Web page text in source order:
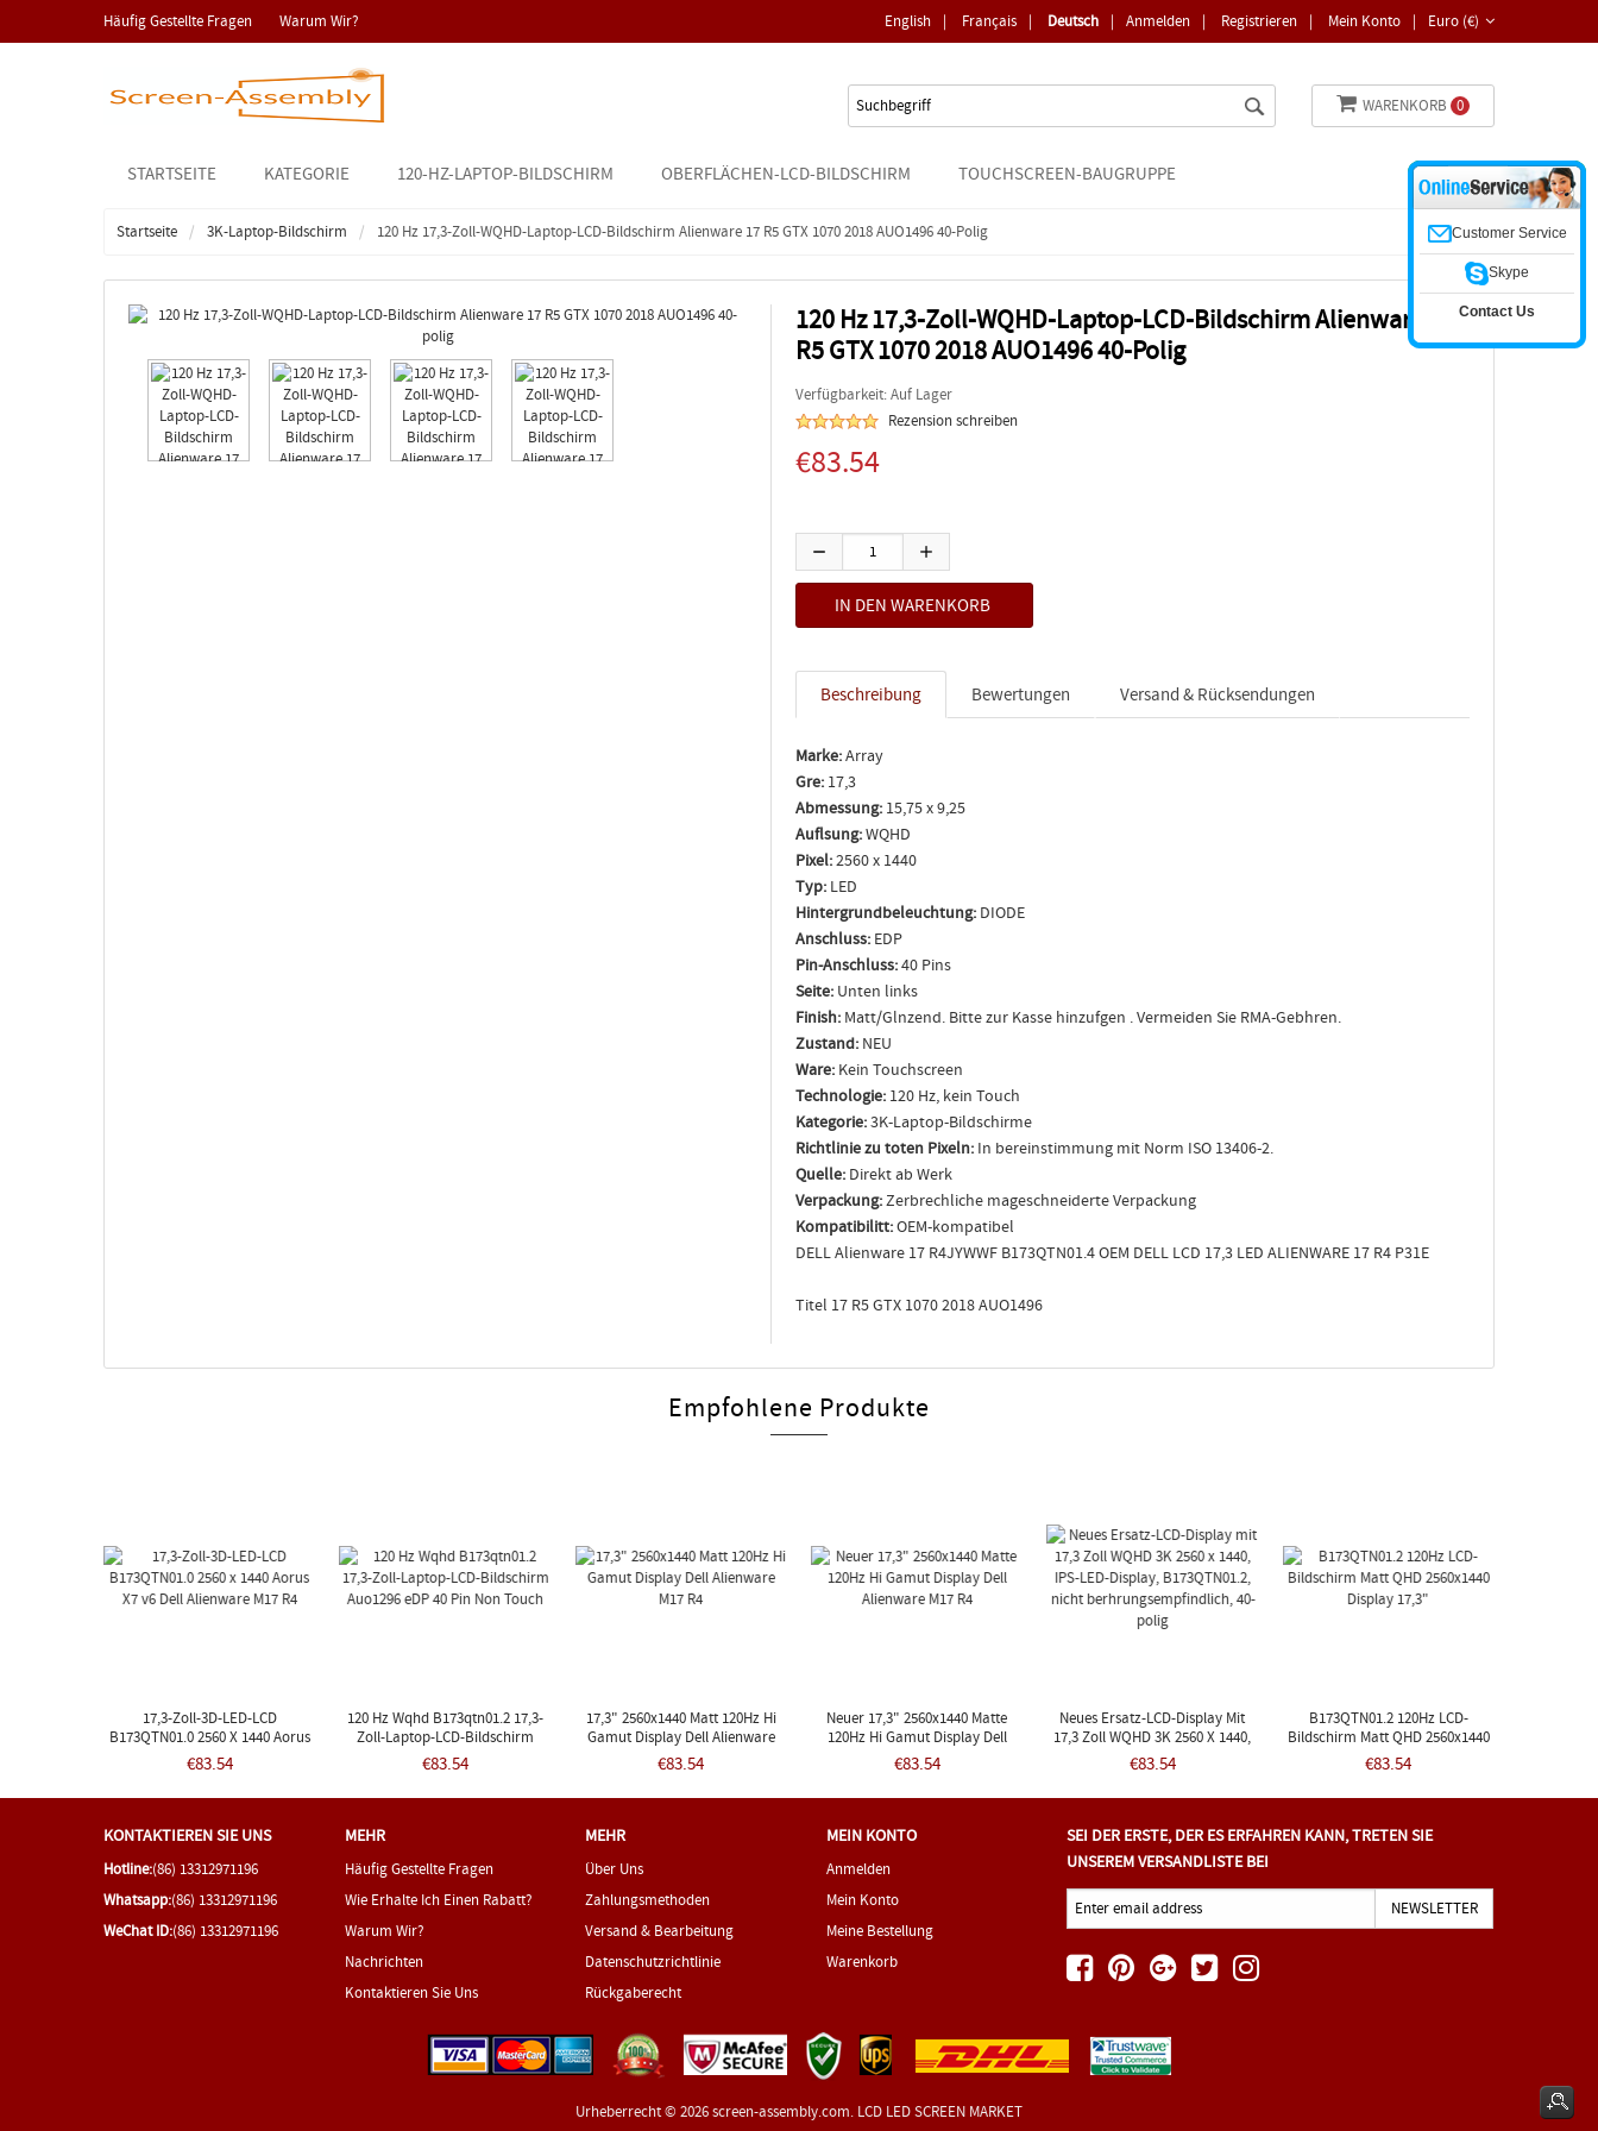
Häufig Gestellte Fragen Warum Wir? Euro (€)
Anmelden | Registrieren | Mein Konto |
English | Français | Deutsch |
WARENKORB 0
STARTSEITE KATEGORIE 120-HZ-LAPTOP-BILDSCHIRM OBERFLÄCHEN-LCD-BILDSCHIRM TOUCHSCREEN-BAUGRUPPE
Startseite 3K-Laptop-Bildschirm 120 Hz 17,3-Zoll-WQHD-Laptop-LCD-Bildschirm Alienware 17 R5 GTX 1070 2018 AUO1496 40-Polig
120 Hz 17,3-Zoll-WQHD-Laptop-LCD-Bildschirm Alienware 17
R5 GTX 1070 2018 AUO1496 40-Polig
Verfügbarkeit: Auf Lager
Rezension schreiben
€83.54
Beschreibung Bewertungen Versand & Rücksendungen
Marke:Array
Gre: 17,3
Abmessung: 15,75 x 9,25
Auflsung:WQHD
Pixel:2560 x 1440
Typ: LED
Hintergrundbeleuchtung: DIODE
Anschluss: EDP
Pin-Anschluss:40 Pins
Seite: Unten links
Finish: Matt/Glnzend. Bitte zur Kasse hinzufgen . Vermeiden Sie RMA-Gebhren.
Zustand: NEU
Ware: Kein Touchscreen
Technologie: 120 Hz, kein Touch
Kategorie:3K-Laptop-Bildschirme
Richtlinie zu toten Pixeln: In bereinstimmung mit Norm ISO 13406-2.
Quelle: Direkt ab Werk
Verpackung:Zerbrechliche mageschneiderte Verpackung
Kompatibilitt:OEM-kompatibel
DELL Alienware 17 R4JYWWF B173QTN01.4 OEM DELL LCD 17,3 LED ALIENWARE 17 R4 P31E
Titel 17 R5 GTX 1070 2018 AUO1496
Empfohlene Produkte
17,3-Zoll-3D-LED-LCD
B173QTN01.0 2560 X 1440 Aorus
X7 V6 Dell Alienware M17 R4
€83.54
120 Hz Wqhd B173qtn01.2 17,3-
Zoll-Laptop-LCD-Bildschirm
Auo1296 EDP 40 Pin Non Touch
€83.54
17,3" 2560x1440 Matt 120Hz Hi
Gamut Display Dell Alienware
M17 R4
€83.54
Neuer 17,3" 2560x1440 Matte
120Hz Hi Gamut Display Dell
Alienware M17 R4
€83.54
Neues Ersatz-LCD-Display Mit
17,3 Zoll WQHD 3K 2560 X 1440,
IPS-LED-Display, B173QTN01.2,
Nicht Berhrungsempfindlich, 40-
Polig
€83.54
B173QTN01.2 120Hz LCD-
Bildschirm Matt QHD 2560x1440
Display 17,3"
€83.54
Customer Service
Skype
Contact Us
KONTAKTIEREN SIE UNS
Hotline:(86) 13312971196
Whatsapp:(86) 13312971196
WeChat ID:(86) 13312971196
MEHR
Häufig Gestellte Fragen
Wie Erhalte Ich Einen Rabatt?
Warum Wir?
Nachrichten
Kontaktieren Sie Uns
MEHR
Über Uns
Zahlungsmethoden
Versand & Bearbeitung
Datenschutzrichtlinie
Rückgaberecht
MEIN KONTO
Anmelden
Mein Konto
Meine Bestellung
Warenkorb
SEI DER ERSTE, DER ES ERFAHREN KANN, TRETEN SIE
UNSEREM VERSANDLISTE BEI
Urheberrecht © 2026screen-assembly.com. LCD LED SCREEN MARKET